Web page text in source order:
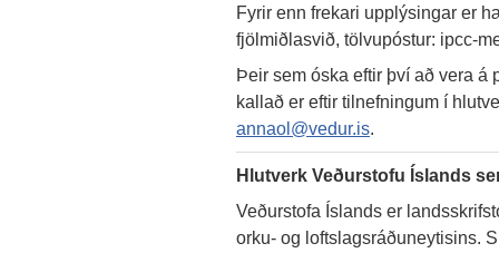
Fyrir enn frekari upplýsingar er
fjölmiðlasvið, tölvupóstur: ipcc-
Þeir sem óska eftir því að vera á
kallað er eftir tilnefningum í
annaol@vedur.is.
Hlutverk Veðurstofu Íslands
Veðurstofa Íslands er
orku- og loftslagsráðuneytisins.